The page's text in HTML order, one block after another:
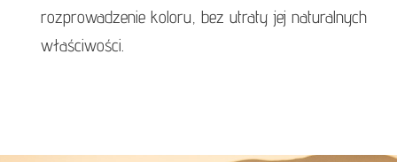
rozprowadzenie koloru, bez utraty jej naturalnych
właściwości.